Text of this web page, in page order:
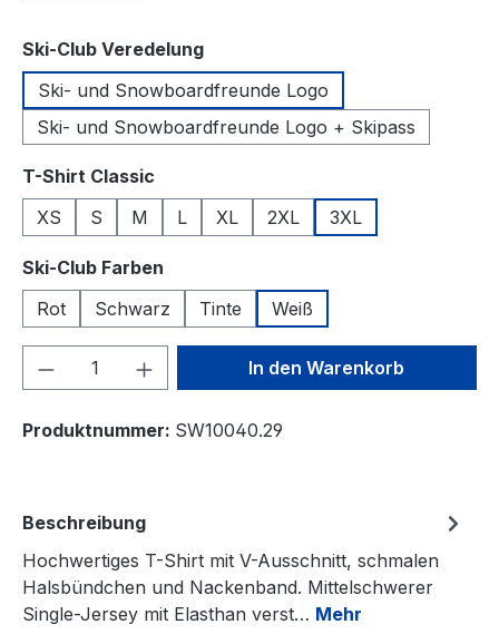
Ski-Club Veredelungauswählen
Ski- und Snowboardfreunde Logo
Ski- und Snowboardfreunde Logo + Skipass
T-Shirt Classic
XS
S M L XL 2XL 3XL
Ski-Club Farben
Rot
Schwarz Tinte Weiß
Produkt Anzahl: Gib denIn den Warenkorb
Produktnummer: SW10040.29
Beschreibung
Hochwertiges T-Shirt mit V-Ausschnitt, schmalen
Halsbündchen und Nackenband. Mittelschwerer
Single-Jersey mit Elasthan verst… Mehr